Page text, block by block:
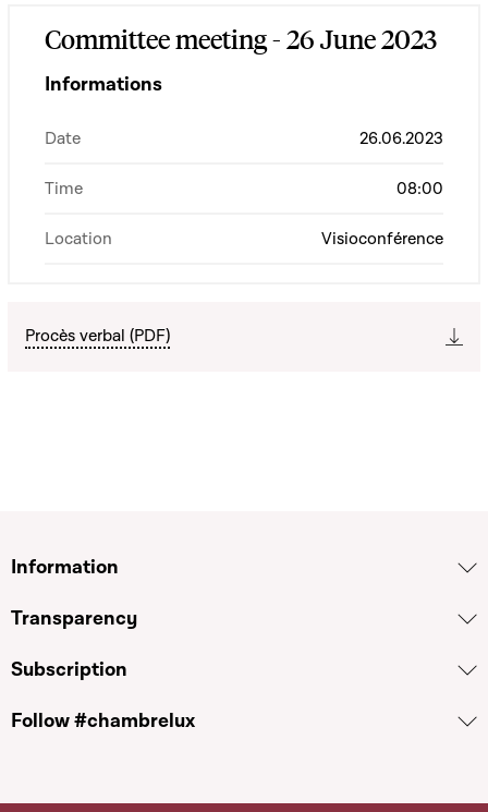
Committee meeting - 26 June 2023
Informations
Date 26.06.2023
Time 08:00
Location Visioconférence
Procès verbal (PDF)
Information
Transparency
Subscription
Follow #chambrelux